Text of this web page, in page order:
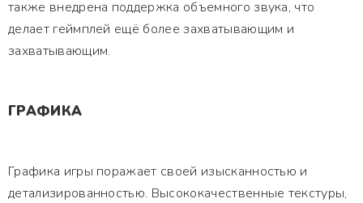
также внедрена поддержка объемного звука, что
делает геймплей ещё более захватывающим и
захватывающим.
ГРАФИКА
Графика игры поражает своей изысканностью и
детализированностью. Высококачественные текстуры,